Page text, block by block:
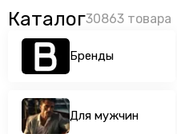
Каталог
Бренды
Для мужчин